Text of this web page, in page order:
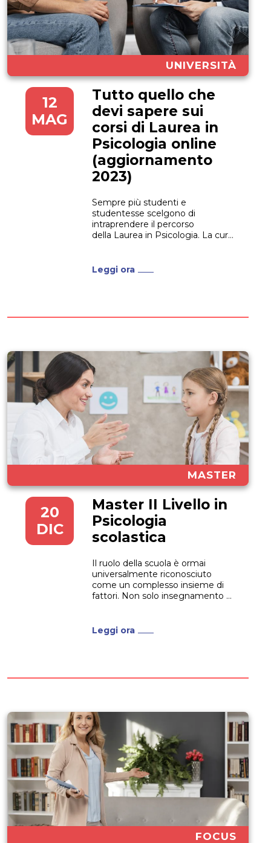
UNIVERSITÀ
12
MAG
Tutto quello che
devi sapere sui
corsi di Laurea in
Psicologia online
(aggiornamento
2023)
Sempre più studenti e
studentesse scelgono di
intraprendere il percorso
della Laurea in Psicologia. La cura
nonostante il numero degli
Leggi ora
MASTER
20
DIC
Master II Livello in
Psicologia
scolastica
Il ruolo della scuola è ormai
universalmente riconosciuto
come un complesso insieme di
fattori. Non solo insegnamento e
della microcultura di bambini e
Leggi ora
FOCUS